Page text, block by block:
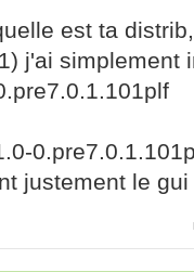
est ta
j'ai simplement
justement le